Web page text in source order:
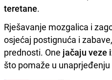
teretane.
Rješavanje mozgalica i
osjećaj postignuća i
prednosti. One jačaju veze
što pomaže u